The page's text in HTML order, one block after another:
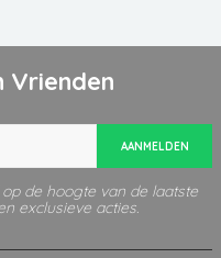
Vrienden
AANMELDEN
de hoogte van de laatste
exclusieve acties.